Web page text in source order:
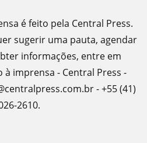
é feito pela Central Press.
sugerir uma pauta, agendar
informações, entre em
imprensa - Central Press -
- +55 (41)
2610.